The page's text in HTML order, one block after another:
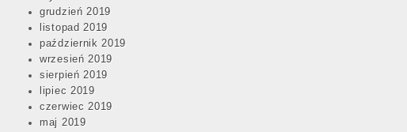
grudzień 2019
listopad 2019
październik 2019
wrzesień 2019
sierpień 2019
lipiec 2019
czerwiec 2019
maj 2019